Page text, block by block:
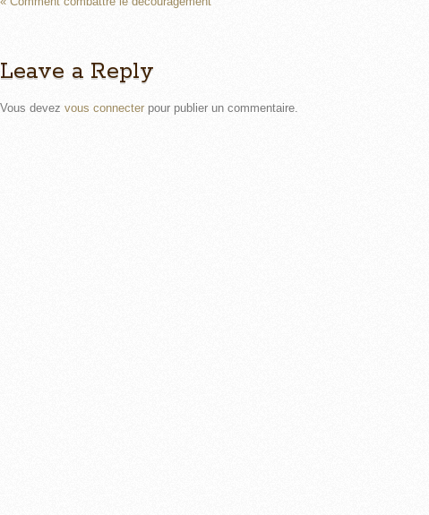
Leave a Reply
Vous devez vous connecter pour publier un commentaire.